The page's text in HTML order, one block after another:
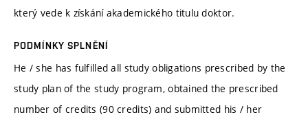
který vede k získání akademického titulu doktor.
PODMÍNKY SPLNĚNÍ
He / she has fulfilled all study obligations prescribed by the
study plan of the study program, obtained the prescribed
number of credits (90 credits) and submitted his / her